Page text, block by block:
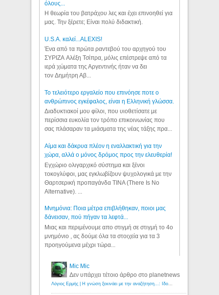
όλους...
Η θεωρία του βατράχου λες και έχει επινοηθεί για
μας. Την ξέρετε; Είναι πολύ διδακτική.
U.S.A. καλεί...ALEXIS!
Ένα από τα πρώτα ραντεβού του αρχηγού του
ΣΥΡΙΖΑ Αλέξη Τσίπρα, μόλις επέστρεψε από τα
ιερά χώματα της Αργεντινής ήταν να δει
τον Δημήτρη Αβ...
Το τελειότερο εργαλείο που επινόησε ποτε ο
ανθρώπινος εγκέφαλος, είναι η Ελληνική γλώσσα.
Διαδυκτιακοί μου φίλοι, που υιοθετίσατε με
περίσσια ευκολία τον τρόπο επικοινωνίας που
σας πλάσαραν τα μιάσματα της νέας τάξης πρα...
Αίμα και δάκρυα πλέον η εναλλακτική για την
χώρα, αλλά ο μόνος δρόμος προς την ελευθερία!
Εγχώριο ολιγαρχικό σύστημα και ξένοι
τοκογλύφοι, μας εγκλωβίζουν ψυχολογικά με την
Θαρτσερική προπαγάνδα TINA (There Is No
Alternative). ...
Μνημόνια: Ποια μέτρα επιβλήθηκαν, ποιοι μας
δάνεισαν, πού πήγαν τα λεφτά...
Μιας και περιμένουμε απο στιγμή σε στιγμή το 4ο
μνημόνιο , ας δούμε όλα τα στοιχεία για τα 3
προηγούμενα μέχρι τώρα...
Mic Mic
Δεν υπάρχει τέτοιο άρθρο στο planetnews
Λόγιος Ερμής | Η γνώση ξεκινάει με την αναζήτηση...: Ιδού οι 18 που χρωστούν 11 δις ευρώ!